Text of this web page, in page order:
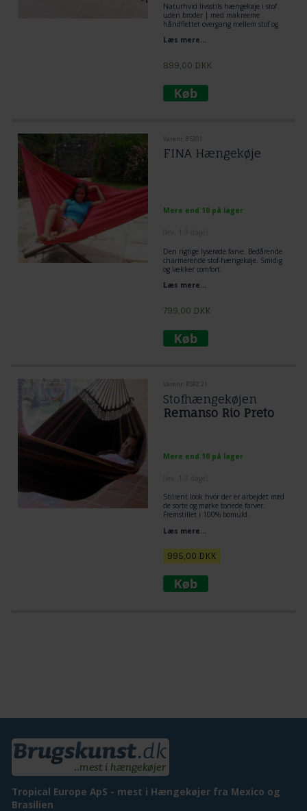
Naturhvid livsstils hængekøje i stof
uden broder | med makreeme
håndflettet overgang mellem stof og
hængekøje til 1 eller 2 voksne.
Læs mere...
899,00 DKK
Varenr. 85301
FINA Hængekøje
Mere end 10 på lager
Den rigtige lyserøde farve. Bedårende
charmerende stof-hængekøje. Smidig
og lækker comfort.
meter.
Læs mere...
799,00 DKK
Varenr. R592.21
Stofhængekøjen
Remanso Rio Preto
Mere end 10 på lager
Stilrent look hvor der er arbejdet med
de sorte og mørke tonede farver.
Fremstillet i 100% bomuld.
Liggeareal 2,30 x 1,65 m
Læs mere...
995,00 DKK
Tropical Europe ApS - mest i Hængekøjer fra Mexico og
Brasilien